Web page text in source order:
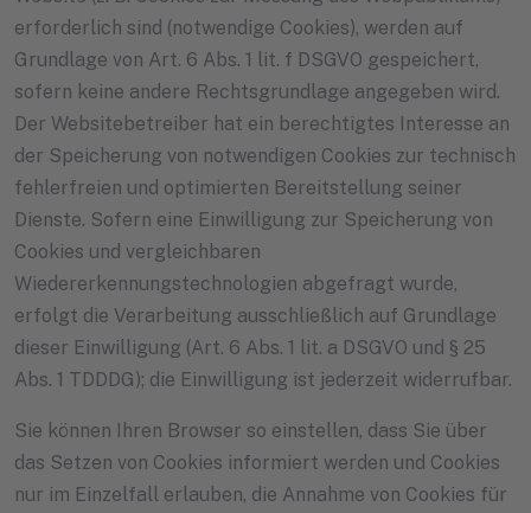
erforderlich sind (notwendige Cookies), werden auf
Grundlage von Art. 6 Abs. 1 lit. f DSGVO gespeichert,
sofern keine andere Rechtsgrundlage angegeben wird.
Der Websitebetreiber hat ein berechtigtes Interesse an
der Speicherung von notwendigen Cookies zur technisch
fehlerfreien und optimierten Bereitstellung seiner
Dienste. Sofern eine Einwilligung zur Speicherung von
Cookies und vergleichbaren
Wiedererkennungstechnologien abgefragt wurde,
erfolgt die Verarbeitung ausschließlich auf Grundlage
dieser Einwilligung (Art. 6 Abs. 1 lit. a DSGVO und § 25
Abs. 1 TDDDG); die Einwilligung ist jederzeit widerrufbar.
Sie können Ihren Browser so einstellen, dass Sie über
das Setzen von Cookies informiert werden und Cookies
nur im Einzelfall erlauben, die Annahme von Cookies für